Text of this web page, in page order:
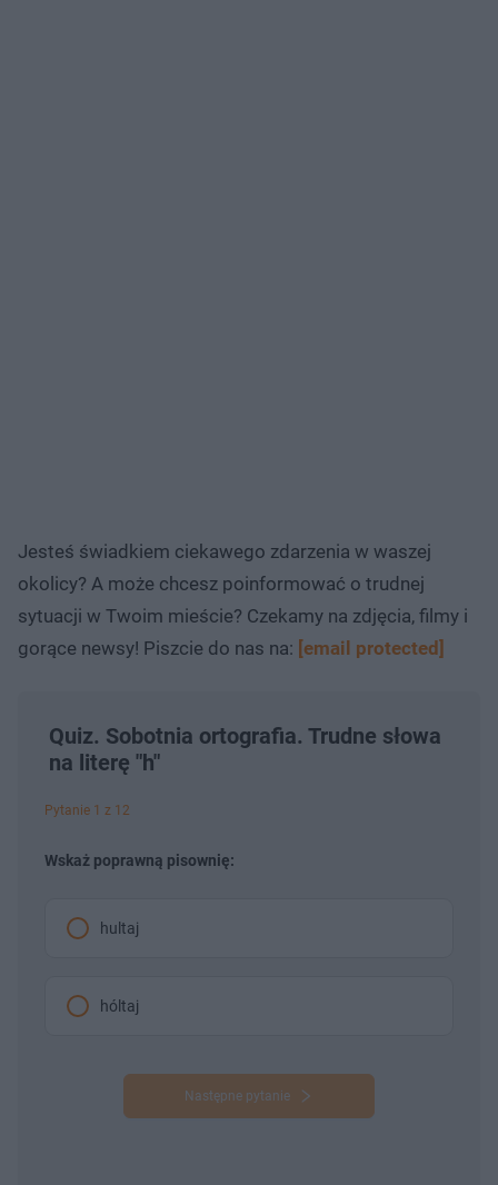
Jesteś świadkiem ciekawego zdarzenia w waszej
okolicy? A może chcesz poinformować o trudnej
sytuacji w Twoim mieście? Czekamy na zdjęcia, filmy i
gorące newsy! Piszcie do nas na: [email protected]
Quiz. Sobotnia ortografia. Trudne słowa
na literę "h"
Pytanie 1 z 12
Wskaż poprawną pisownię:
hultaj
hóltaj
Następne pytanie